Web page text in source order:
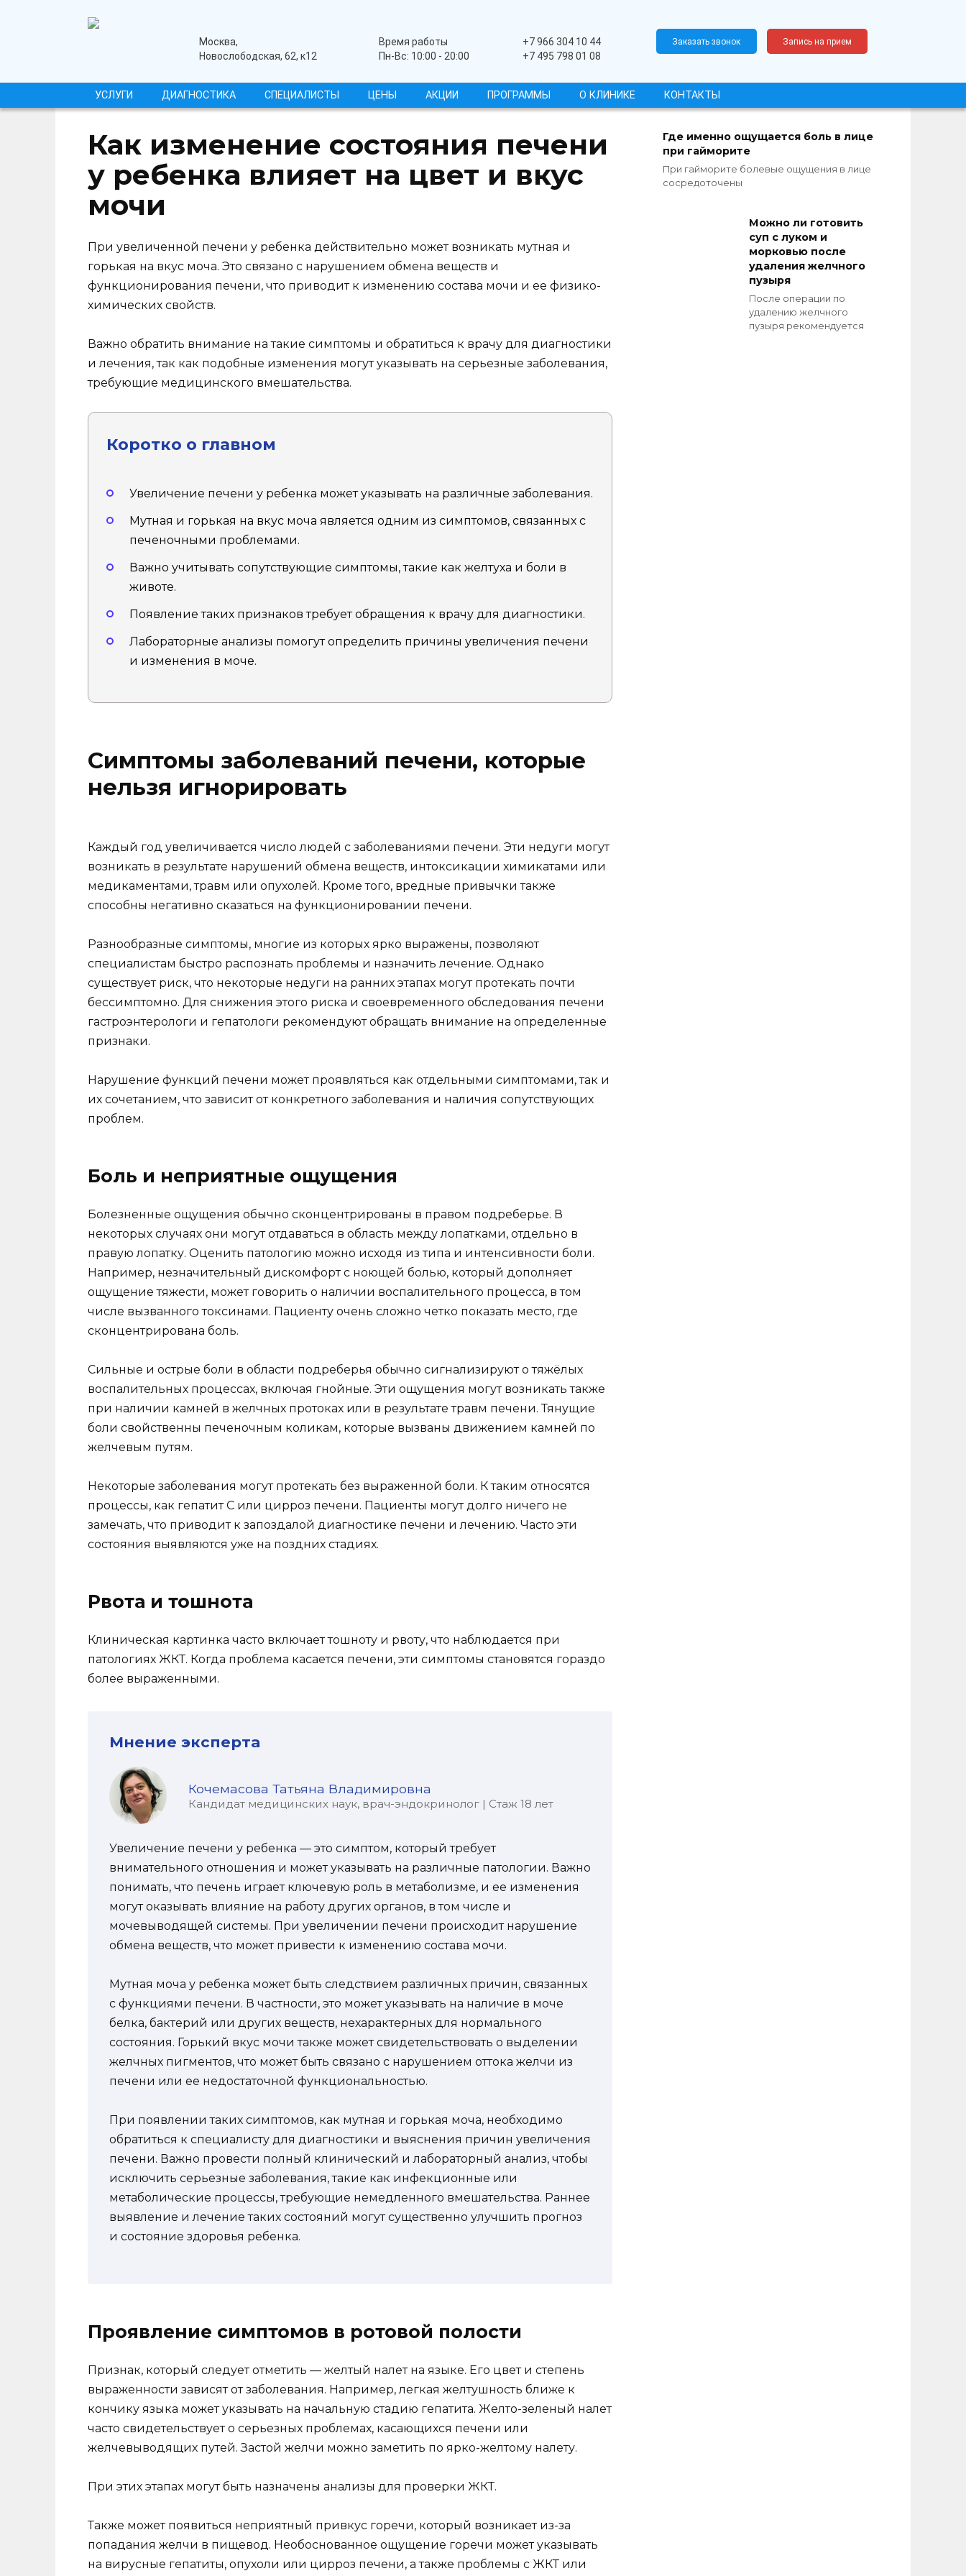
медицинский центрМосква,
Новослободская, 62, к12
Время работы
Пн-Вс: 10:00 - 20:00
+7 966 304 10 44
+7 495 798 01 08
Заказать звонок Запись на прием
УСЛУГИ ДИАГНОСТИКА СПЕЦИАЛИСТЫ ЦЕНЫ АКЦИИ ПРОГРАММЫ О КЛИНИКЕ КОНТАКТЫ
Как изменение состояния печени
у ребенка влияет на цвет и вкус
мочи
При увеличенной печени у ребенка действительно может возникать мутная и
горькая на вкус моча. Это связано с нарушением обмена веществ и
функционирования печени, что приводит к изменению состава мочи и ее физико-
химических свойств.
Важно обратить внимание на такие симптомы и обратиться к врачу для диагностики
и лечения, так как подобные изменения могут указывать на серьезные заболевания,
требующие медицинского вмешательства.
Коротко о главном
Увеличение печени у ребенка может указывать на различные заболевания.
Мутная и горькая на вкус моча является одним из симптомов, связанных с
печеночными проблемами.
Важно учитывать сопутствующие симптомы, такие как желтуха и боли в
животе.
Появление таких признаков требует обращения к врачу для диагностики.
Лабораторные анализы помогут определить причины увеличения печени
и изменения в моче.
Симптомы заболеваний печени, которые
нельзя игнорировать
Каждый год увеличивается число людей с заболеваниями печени. Эти недуги могут
возникать в результате нарушений обмена веществ, интоксикации химикатами или
медикаментами, травм или опухолей. Кроме того, вредные привычки также
способны негативно сказаться на функционировании печени.
Разнообразные симптомы, многие из которых ярко выражены, позволяют
специалистам быстро распознать проблемы и назначить лечение. Однако
существует риск, что некоторые недуги на ранних этапах могут протекать почти
бессимптомно. Для снижения этого риска и своевременного обследования печени
гастроэнтерологи и гепатологи рекомендуют обращать внимание на определенные
признаки.
Нарушение функций печени может проявляться как отдельными симптомами, так и
их сочетанием, что зависит от конкретного заболевания и наличия сопутствующих
проблем.
Боль и неприятные ощущения
Болезненные ощущения обычно сконцентрированы в правом подреберье. В
некоторых случаях они могут отдаваться в область между лопатками, отдельно в
правую лопатку. Оценить патологию можно исходя из типа и интенсивности боли.
Например, незначительный дискомфорт с ноющей болью, который дополняет
ощущение тяжести, может говорить о наличии воспалительного процесса, в том
числе вызванного токсинами. Пациенту очень сложно четко показать место, где
сконцентрирована боль.
Сильные и острые боли в области подреберья обычно сигнализируют о тяжёлых
воспалительных процессах, включая гнойные. Эти ощущения могут возникать также
при наличии камней в желчных протоках или в результате травм печени. Тянущие
боли свойственны печеночным коликам, которые вызваны движением камней по
желчевым путям.
Некоторые заболевания могут протекать без выраженной боли. К таким относятся
процессы, как гепатит С или цирроз печени. Пациенты могут долго ничего не
замечать, что приводит к запоздалой диагностике печени и лечению. Часто эти
состояния выявляются уже на поздних стадиях.
Рвота и тошнота
Клиническая картинка часто включает тошноту и рвоту, что наблюдается при
патологиях ЖКТ. Когда проблема касается печени, эти симптомы становятся гораздо
более выраженными.
Мнение эксперта
Кочемасова Татьяна Владимировна
Кандидат медицинских наук, врач-эндокринолог | Стаж 18 лет
Увеличение печени у ребенка — это симптом, который требует
внимательного отношения и может указывать на различные патологии. Важно
понимать, что печень играет ключевую роль в метаболизме, и ее изменения
могут оказывать влияние на работу других органов, в том числе и
мочевыводящей системы. При увеличении печени происходит нарушение
обмена веществ, что может привести к изменению состава мочи.
Мутная моча у ребенка может быть следствием различных причин, связанных
с функциями печени. В частности, это может указывать на наличие в моче
белка, бактерий или других веществ, нехарактерных для нормального
состояния. Горький вкус мочи также может свидетельствовать о выделении
желчных пигментов, что может быть связано с нарушением оттока желчи из
печени или ее недостаточной функциональностью.
При появлении таких симптомов, как мутная и горькая моча, необходимо
обратиться к специалисту для диагностики и выяснения причин увеличения
печени. Важно провести полный клинический и лабораторный анализ, чтобы
исключить серьезные заболевания, такие как инфекционные или
метаболические процессы, требующие немедленного вмешательства. Раннее
выявление и лечение таких состояний могут существенно улучшить прогноз
и состояние здоровья ребенка.
Проявление симптомов в ротовой полости
Признак, который следует отметить — желтый налет на языке. Его цвет и степень
выраженности зависят от заболевания. Например, легкая желтушность ближе к
кончику языка может указывать на начальную стадию гепатита. Желто-зеленый налет
часто свидетельствует о серьезных проблемах, касающихся печени или
желчевыводящих путей. Застой желчи можно заметить по ярко-желтому налету.
При этих этапах могут быть назначены анализы для проверки ЖКТ.
Также может появиться неприятный привкус горечи, который возникает из-за
попадания желчи в пищевод. Необоснованное ощущение горечи может указывать
на вирусные гепатиты, опухоли или цирроз печени, а также проблемы с ЖКТ или
Где именно ощущается боль в лице
при гайморите
При гайморите болевые ощущения в лице
сосредоточены
Можно ли готовить
суп с луком и
морковью после
удаления желчного
пузыря
После операции по
удалению желчного
пузыря рекомендуется